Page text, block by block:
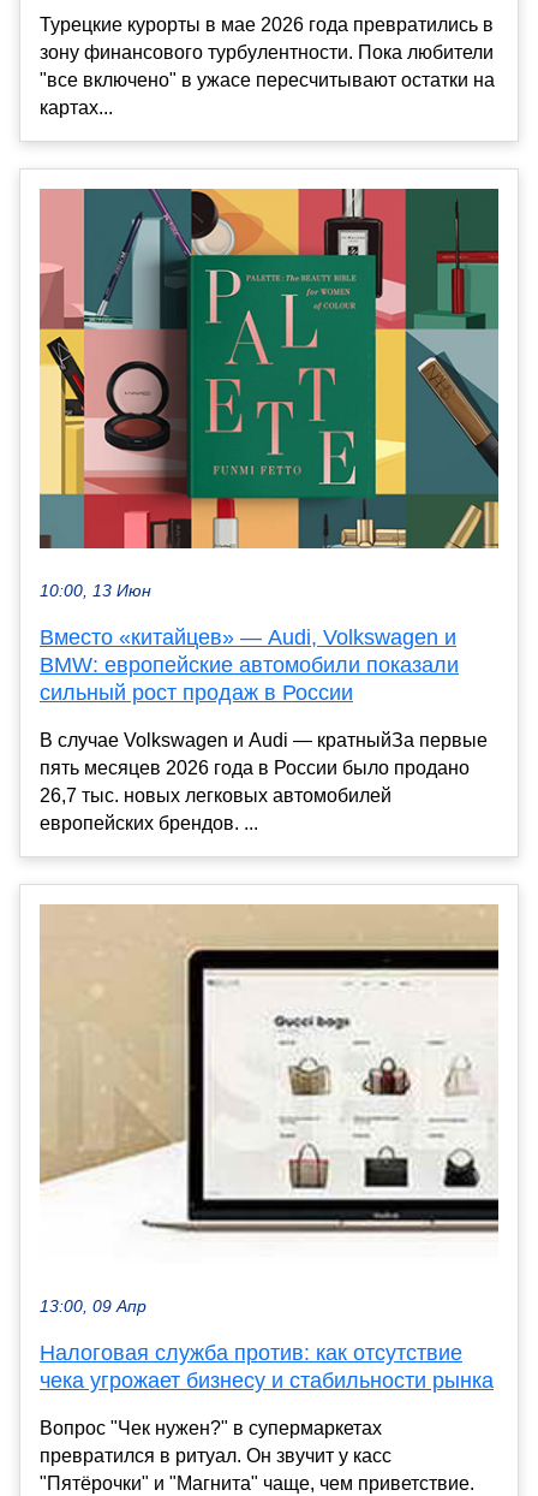
Турецкие курорты в мае 2026 года превратились в
зону финансового турбулентности. Пока любители
"все включено" в ужасе пересчитывают остатки на
картах...
10:00, 13 Июн
Вместо «китайцев» — Audi, Volkswagen и
BMW: европейские автомобили показали
сильный рост продаж в России
В случае Volkswagen и Audi — кратныйЗа первые
пять месяцев 2026 года в России было продано
26,7 тыс. новых легковых автомобилей
европейских брендов. ...
13:00, 09 Апр
Налоговая служба против: как отсутствие
чека угрожает бизнесу и стабильности рынка
Вопрос "Чек нужен?" в супермаркетах
превратился в ритуал. Он звучит у касс
"Пятёрочки" и "Магнита" чаще, чем приветствие.